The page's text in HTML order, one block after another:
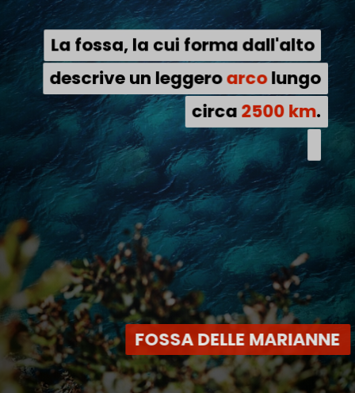
La fossa, la cui forma dall'alto
descrive un leggero arco lungo
circa 2500 km.
La fossa, la cui forma dall'alto
descrive un leggeroarcolungo
circa2500 km.
FOSSA DELLE MARIANNE